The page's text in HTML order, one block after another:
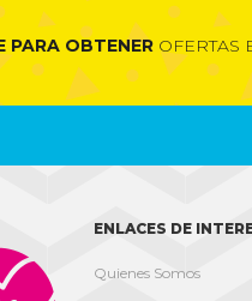
PARA OBTENEROFERTAS
ENLACES DE
Quienes Somos